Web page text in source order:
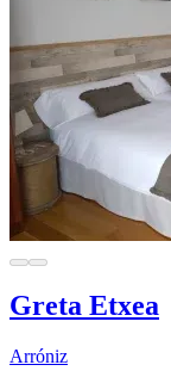
Greta Etxea
Arróniz